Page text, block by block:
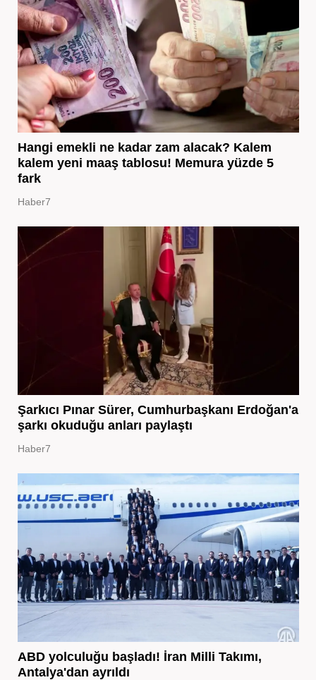
Hangi emekli ne kadar zam alacak? Kalem
kalem yeni maaş tablosu! Memura yüzde 5
fark
Haber7
Şarkıcı Pınar Sürer, Cumhurbaşkanı Erdoğan'a
şarkı okuduğu anları paylaştı
Haber7
ABD yolculuğu başladı! İran Milli Takımı,
Antalya'dan ayrıldı